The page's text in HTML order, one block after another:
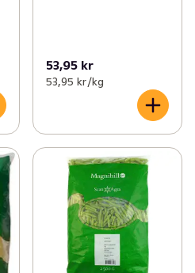
53,95 kr
53,95 kr /kg